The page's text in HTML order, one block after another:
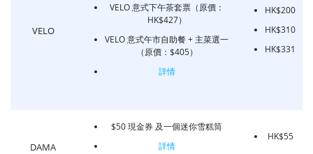
VELO
VELO 意式下午茶套票（原價：
HK$427）
VELO 意式午市自助餐 + 主菜選一
（原價：$405）
詳情
HK$200
HK$310
HK$331
DAMA
$50 現金券 及一個迷你雪糕筒
詳情
HK$55